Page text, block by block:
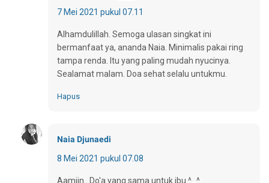
7 Mei 2021 pukul 07.11
Alhamdulillah. Semoga ulasan singkat ini
bermanfaat ya, ananda Naia. Minimalis pakai ring
tampa renda. Itu yang paling mudah nyucinya.
Sealamat malam. Doa sehat selalu untukmu.
Hapus
Naia Djunaedi
8 Mei 2021 pukul 07.08
Aamiin.. Do'a yang sama untuk ibu ^_^